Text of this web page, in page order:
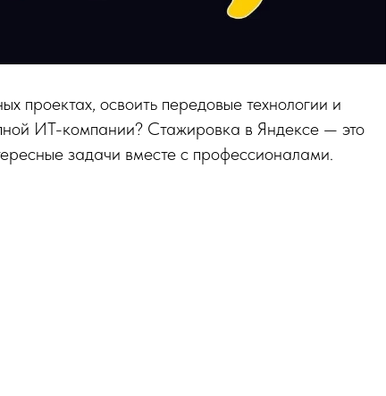
проектах, освоить передовые технологии и
ИТ-компании? Стажировка в Яндексе — это
задачи вместе с профессионалами.